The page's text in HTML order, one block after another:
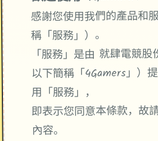
感謝您使用我們的產品和
稱「服務」）。
「服務」是由 就肆電競
以下簡稱「4Gamers」）
用「服務」，
即表示您同意本條款，故
內容。